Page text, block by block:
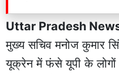
Uttar Pradesh
मुख्य सचिव मनोज कुमार
यूक्रेन में फंसे यूपी के लोगों